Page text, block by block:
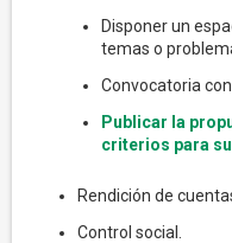
Disponer un
temas o
Convocatoria
Publicar la
criterios para
Rendición de
Control social.